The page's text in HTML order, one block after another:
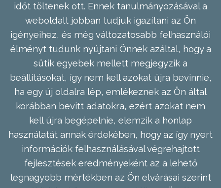
időt töltenek ott. Ennek tanulmányozásával a
weboldalt jobban tudjuk igazítani az Ön
igényeihez, és még változatosabb felhasználói
élményt tudunk nyújtani Önnek azáltal, hogy a
sütik egyebek mellett megjegyzik a
beállításokat, így nem kell azokat újra bevinnie,
ha egy új oldalra lép, emlékeznek az Ön által
korábban bevitt adatokra, ezért azokat nem
kell újra begépelnie, elemzik a honlap
használatát annak érdekében, hogy az így nyert
információk felhasználásával végrehajtott
fejlesztések eredményeként az a lehető
legnagyobb mértékben az Ön elvárásai szerint